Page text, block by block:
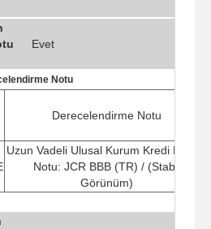
Evet
Notu
Derecelendirme Notu
Uzun Vadeli Ulusal Kurum Kredi Rating
Notu: JCR BBB (TR) / (Stabil
Görünüm)